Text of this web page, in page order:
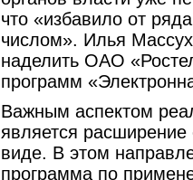
что «избавило от
числом». Илья
наделить ОАО
программ
Важным аспектом
является расширение
виде. В этом
программа по